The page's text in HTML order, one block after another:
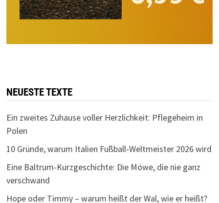
NEUESTE TEXTE
Ein zweites Zuhause voller Herzlichkeit: Pflegeheim in
Polen
10 Gründe, warum Italien Fußball-Weltmeister 2026 wird
Eine Baltrum-Kurzgeschichte: Die Möwe, die nie ganz
verschwand
Hope oder Timmy – warum heißt der Wal, wie er heißt?